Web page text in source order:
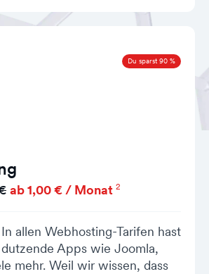
Du sparst 90 %
ab 1,00 € / Monat 2
allen Webhosting-Tarifen hast
Apps wie Joomla,
mehr. Weil wir wissen, dass